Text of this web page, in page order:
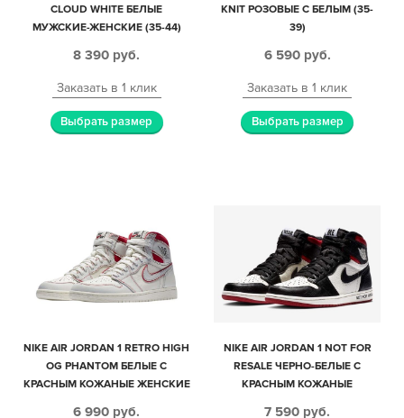
CLOUD WHITE БЕЛЫЕ
МУЖСКИЕ-ЖЕНСКИЕ (35-44)
8 390 руб.
Заказать в 1 клик
Выбрать размер
KNIT РОЗОВЫЕ С БЕЛЫМ (35-
39)
6 590 руб.
Заказать в 1 клик
Выбрать размер
NIKE AIR JORDAN 1 RETRO HIGH
OG PHANTOM БЕЛЫЕ С
КРАСНЫМ КОЖАНЫЕ ЖЕНСКИЕ
6 990 руб.
NIKE AIR JORDAN 1 NOT FOR
RESALE ЧЕРНО-БЕЛЫЕ С
КРАСНЫМ КОЖАНЫЕ
7 590 руб.